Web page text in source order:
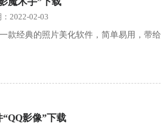
2022-02-03
款经典的照片美化软件，简单易用，带
影像”下载